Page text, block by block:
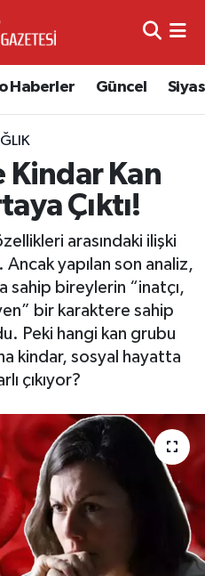
Haberler Güncel
Kindar Kan
Çıktı!
arasındaki ilişki
Ancak yapılan son analiz,
sahip bireylerin “inatçı,
bir karaktere sahip
Peki hangi kan grubu
kindar, sosyal hayatta
çıkıyor?